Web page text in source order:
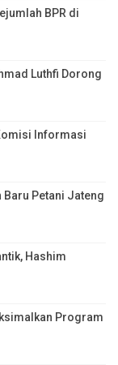
BPR di
Luthfi Dorong
Informasi
Petani Jateng
Hashim
Program